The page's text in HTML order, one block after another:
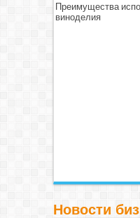
Преимущества
виноделия
Новости